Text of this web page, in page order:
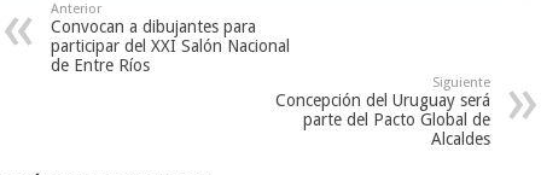
Anterior
Convocan a dibujantes para
participar del XXI Salón Nacional
de Entre Ríos
Siguiente
Concepción del Uruguay será
parte del Pacto Global de
Alcaldes